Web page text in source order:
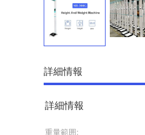
詳細情報
詳細情報
重量範囲: